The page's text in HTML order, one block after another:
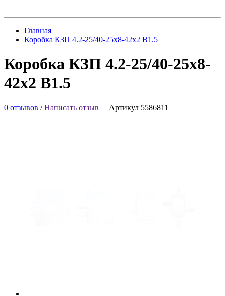
Главная
Коробка КЗП 4.2-25/40-25х8-42х2 В1.5
Коробка КЗП 4.2-25/40-25х8-
42х2 В1.5
0 отзывов /Написать отзыв Артикул 5586811